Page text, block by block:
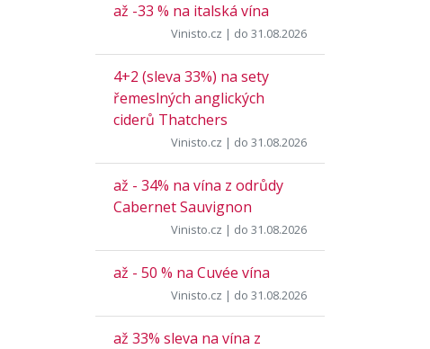
až -33 % na italská vína
Vinisto.cz | do 31.08.2026
4+2 (sleva 33%) na sety
řemeslných anglických
ciderů Thatchers
Vinisto.cz | do 31.08.2026
až - 34% na vína z odrůdy
Cabernet Sauvignon
Vinisto.cz | do 31.08.2026
až - 50 % na Cuvée vína
Vinisto.cz | do 31.08.2026
až 33% sleva na vína z